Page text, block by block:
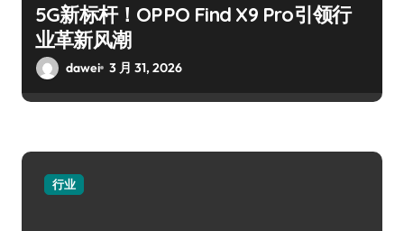
5G新标杆！OPPO Find X9 Pro引领行
业革新风潮
dawei 3 月 31, 2026
行业